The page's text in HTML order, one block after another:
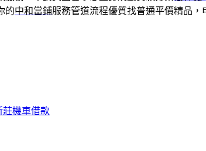
的中和當鋪服務管道流程優質找普通平價精品
莊機車借款